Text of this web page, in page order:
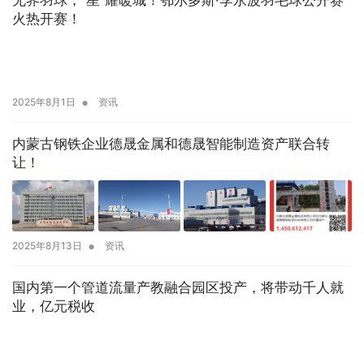
火热开赛！
2025年8月1日 • 资讯
内蒙古钢铁企业德晟金属和德晟智能制造资产联合转
让！
2025年8月13日 • 资讯
国内第一个管道流量产教融合园区投产，将带动千人就
业，亿元税收